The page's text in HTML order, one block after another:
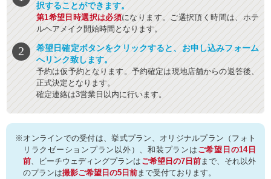
択することができます。
第1希望日時選択は必須になります。ご選択頂く時間は、ホテ
ルヘアメイク開始時間となります。
希望日確定ボタンをクリックすると、お申し込みフォーム
へリンク致します。
予約は仮予約となります。予約確定は現地店舗からの返答後、
正式決定となります。
確定連絡は3営業日以内に行います。
※オンラインでの受付は、挙式プラン、オリジナルプラン（フォト
リラクゼーションプラン以外）、和装プランは ご希望日の14日
前、ビーチウェディングプランは ご希望日の7日前まで、それ以外
のプランは撮影ご希望日の5日前まで受付ております。